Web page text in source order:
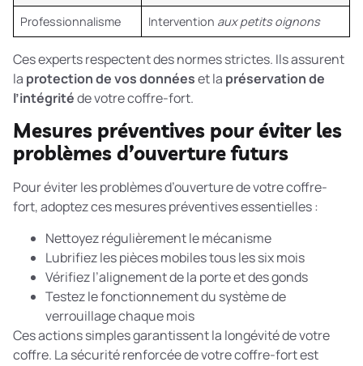
Professionnalisme
Intervention aux petits oignons
Ces experts respectent des normes strictes. Ils assurent
la protection de vos donnéeset la préservation de
l’intégritéde votre coffre-fort.
Mesures préventives pour éviter les
problèmes d’ouverture futurs
Pour éviter les problèmes d’ouverture de votre coffre-
fort, adoptez ces mesures préventives essentielles :
Nettoyez régulièrement le mécanisme
Lubrifiez les pièces mobiles tous les six mois
Vérifiez l’alignement de la porte et des gonds
Testez le fonctionnement du système de
verrouillage chaque mois
Ces actions simples garantissent la longévité de votre
coffre. La sécurité renforcéede votre coffre-fort est